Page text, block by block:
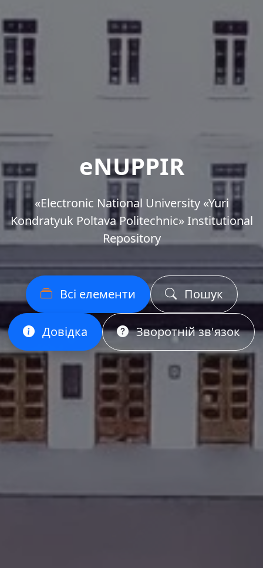
eNUPPIR
«Еlectronic National University «Yuri
Kondratyuk Poltava Politechnic» Institutional
Repository
Всі елементи Пошук
Довідка Зворотній зв'язок